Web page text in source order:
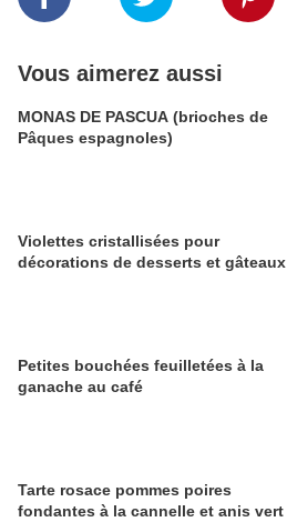
Vous aimerez aussi
MONAS DE PASCUA (brioches de
Pâques espagnoles)
Violettes cristallisées pour
décorations de desserts et gâteaux
Petites bouchées feuilletées à la
ganache au café
Tarte rosace pommes poires
fondantes à la cannelle et anis vert